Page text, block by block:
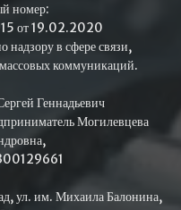
номер:
от 19.02.2020
надзору в сфере связи,
коммуникаций.
Геннадьевич
Могилевцева
ул. им. Михаила Балонина,